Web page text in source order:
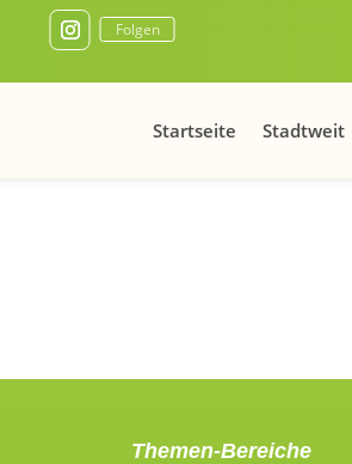
Folgen
Startseite Stadtweit
Themen-Bereiche